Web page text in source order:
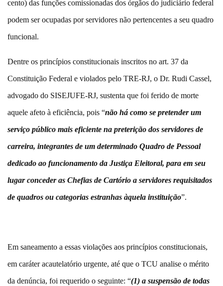
cento) das funções comissionadas dos órgãos do judiciário federal
podem ser ocupadas por servidores não pertencentes a seu quadro
funcional.
Dentre os princípios constitucionais inscritos no art. 37 da
Constituição Federal e violados pelo TRE-RJ, o Dr. Rudi Cassel,
advogado do SISEJUFE-RJ, sustenta que foi ferido de morte
aquele afeto à eficiência, pois “não há como se pretender um
serviço público mais eficiente na preterição dos servidores de
carreira, integrantes de um determinado Quadro de Pessoal
dedicado ao funcionamento da Justiça Eleitoral, para em seu
lugar conceder as Chefias de Cartório a servidores requisitados
de quadros ou categorias estranhas àquela instituição”.
Em saneamento a essas violações aos princípios constitucionais,
em caráter acautelatório urgente, até que o TCU analise o mérito
da denúncia, foi requerido o seguinte: “(1) a suspensão de todas